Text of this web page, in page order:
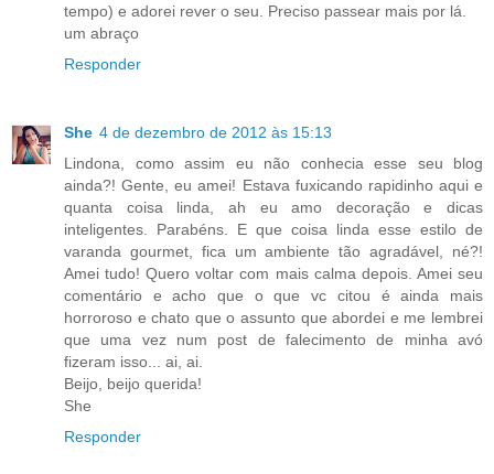
tempo) e adorei rever o seu. Preciso passear mais por lá.
um abraço
Responder
She 4 de dezembro de 2012 às 15:13
Lindona, como assim eu não conhecia esse seu blog
ainda?! Gente, eu amei! Estava fuxicando rapidinho aqui e
quanta coisa linda, ah eu amo decoração e dicas
inteligentes. Parabéns. E que coisa linda esse estilo de
varanda gourmet, fica um ambiente tão agradável, né?!
Amei tudo! Quero voltar com mais calma depois. Amei seu
comentário e acho que o que vc citou é ainda mais
horroroso e chato que o assunto que abordei e me lembrei
que uma vez num post de falecimento de minha avó
fizeram isso... ai, ai.
Beijo, beijo querida!
She
Responder